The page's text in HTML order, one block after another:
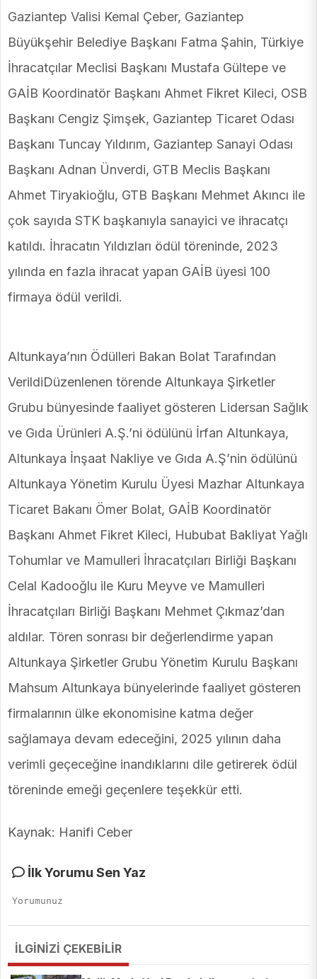
Gaziantep Valisi Kemal Çeber, Gaziantep
Büyükşehir Belediye Başkanı Fatma Şahin, Türkiye
İhracatçılar Meclisi Başkanı Mustafa Gültepe ve
GAİB Koordinatör Başkanı Ahmet Fikret Kileci, OSB
Başkanı Cengiz Şimşek, Gaziantep Ticaret Odası
Başkanı Tuncay Yıldırım, Gaziantep Sanayi Odası
Başkanı Adnan Ünverdi, GTB Meclis Başkanı
Ahmet Tiryakioğlu, GTB Başkanı Mehmet Akıncı ile
çok sayıda STK başkanıyla sanayici ve ihracatçı
katıldı. İhracatın Yıldızları ödül töreninde, 2023
yılında en fazla ihracat yapan GAİB üyesi 100
firmaya ödül verildi.
Altunkaya’nın Ödülleri Bakan Bolat Tarafından
VerildiDüzenlenen törende Altunkaya Şirketler
Grubu bünyesinde faaliyet gösteren Lidersan Sağlık
ve Gıda Ürünleri A.Ş.’ni ödülünü İrfan Altunkaya,
Altunkaya İnşaat Nakliye ve Gıda A.Ş’nin ödülünü
Altunkaya Yönetim Kurulu Üyesi Mazhar Altunkaya
Ticaret Bakanı Ömer Bolat, GAİB Koordinatör
Başkanı Ahmet Fikret Kileci, Hububat Bakliyat Yağlı
Tohumlar ve Mamulleri İhracatçıları Birliği Başkanı
Celal Kadooğlu ile Kuru Meyve ve Mamulleri
İhracatçıları Birliği Başkanı Mehmet Çıkmaz’dan
aldılar. Tören sonrası bir değerlendirme yapan
Altunkaya Şirketler Grubu Yönetim Kurulu Başkanı
Mahsum Altunkaya bünyelerinde faaliyet gösteren
firmalarının ülke ekonomisine katma değer
sağlamaya devam edeceğini, 2025 yılının daha
verimli geçeceğine inandıklarını dile getirerek ödül
töreninde emeği geçenlere teşekkür etti.
Kaynak: Hanifi Ceber
İlk Yorumu Sen Yaz
İLGİNİZİ ÇEKEBİLİR